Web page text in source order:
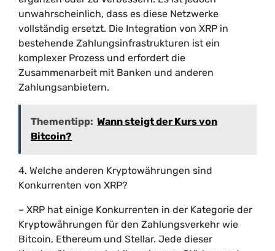
unwahrscheinlich, dass es diese Netzwerke
vollständig ersetzt. Die Integration von XRP in
bestehende Zahlungsinfrastrukturen ist ein
komplexer Prozess und erfordert die
Zusammenarbeit mit Banken und anderen
Zahlungsanbietern.
Thementipp: Wann steigt der Kurs von
Bitcoin?
4. Welche anderen Kryptowährungen sind
Konkurrenten von XRP?
– XRP hat einige Konkurrenten in der Kategorie der
Kryptowährungen für den Zahlungsverkehr wie
Bitcoin, Ethereum und Stellar. Jede dieser